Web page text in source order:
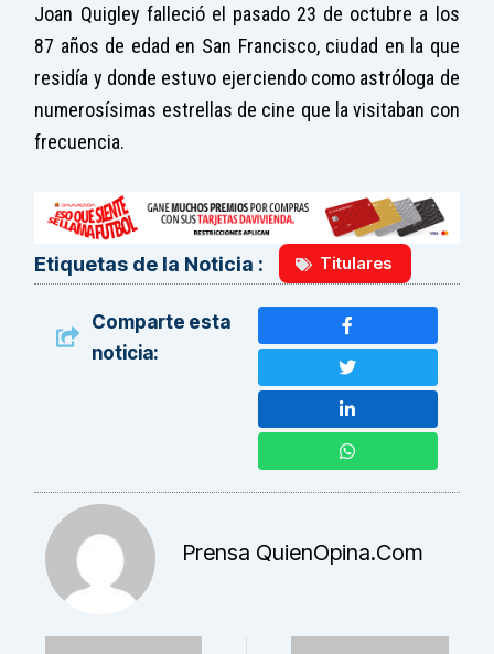
Joan Quigley falleció el pasado 23 de octubre a los
87 años de edad en San Francisco, ciudad en la que
residía y donde estuvo ejerciendo como astróloga de
numerosísimas estrellas de cine que la visitaban con
frecuencia.
Etiquetas de la Noticia : Titulares
Comparte esta
noticia:
Prensa QuienOpina.com